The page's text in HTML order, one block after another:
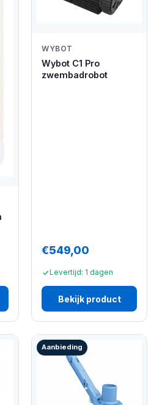
WYBOT
Wybot C1 Pro
zwembadrobot
€549,00
Levertijd: 1 dagen
Bekijk product
Aanbieding